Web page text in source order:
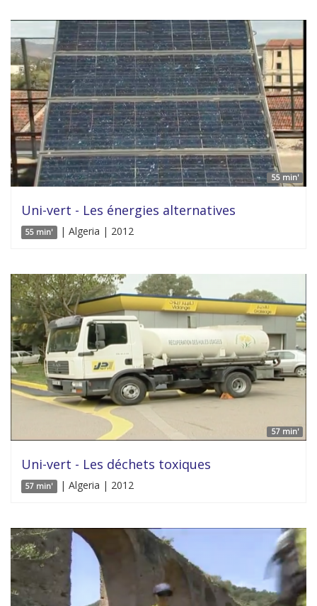
55 min'
Uni-vert - Les énergies alternatives
55 min' | Algeria | 2012
57 min'
Uni-vert - Les déchets toxiques
57 min' | Algeria | 2012